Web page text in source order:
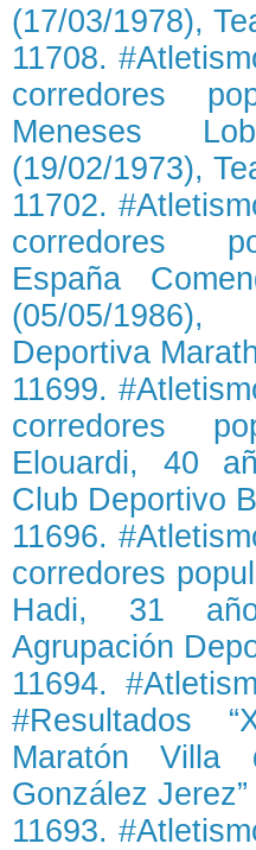
(17/03/1978),
11708.
corredores
Meneses
(19/02/1973),
11702.
corredores
España
(05/05/
Deportiva
11699.
corredores
Elouardi, 40
Club Deportivo
11696.
corredores
Hadi, 31
Agrupación
11694.
#Resultados
Maratón Villa
González Jerez”
11693.